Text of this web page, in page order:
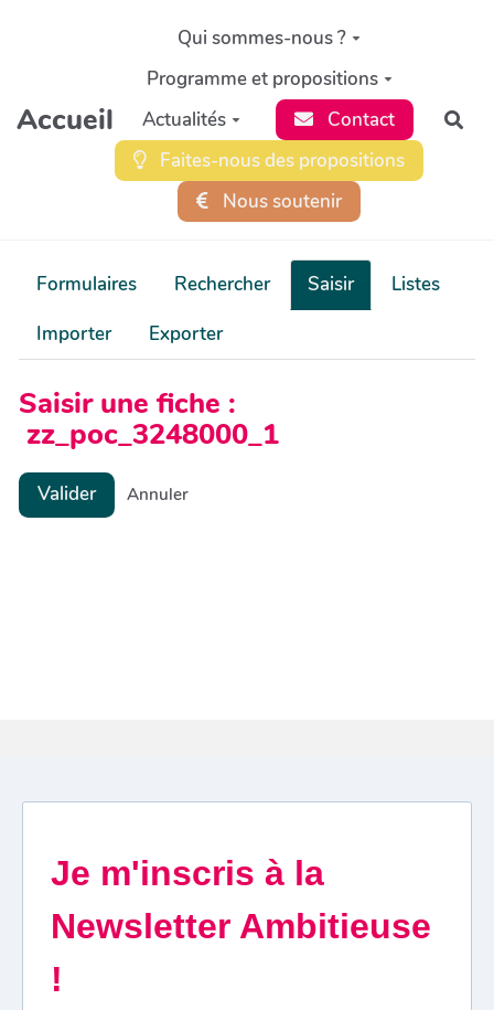
Aller au contenu principal
Accueil
Qui sommes-nous ?
Programme et propositions
Actualités
Contact
Faites-nous des propositions
Nous soutenir
Formulaires Rechercher Saisir
Listes
Importer
Exporter
Saisir une fiche :
zz_poc_3248000_1
Valider Annuler